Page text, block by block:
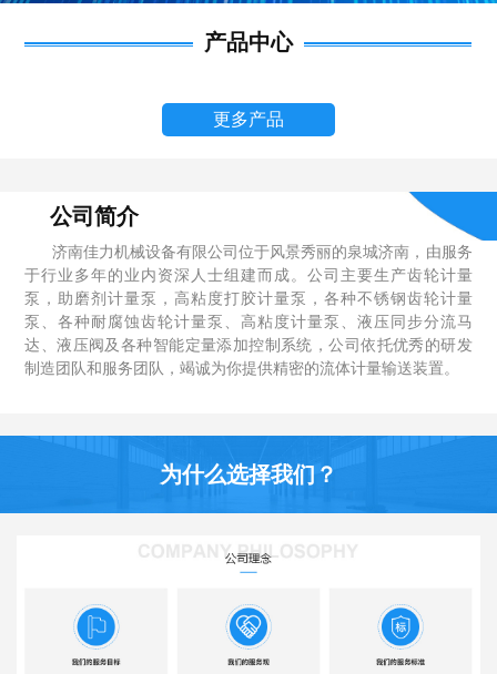
产品中心
更多产品
公司简介
济南佳力机械设备有限公司位于风景秀丽的泉城济南，由服务
于行业多年的业内资深人士组建而成。公司主要生产齿轮计量
泵，助磨剂计量泵，高粘度打胶计量泵，各种不锈钢齿轮计量
泵、各种耐腐蚀齿轮计量泵、高粘度计量泵、液压同步分流马
达、液压阀及各种智能定量添加控制系统，公司依托优秀的研发
制造团队和服务团队，竭诚为你提供精密的流体计量输送装置。
为什么选择我们？